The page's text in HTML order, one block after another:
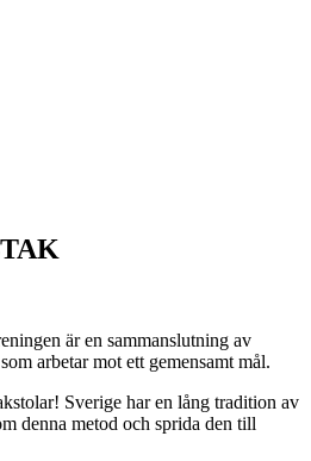
är en sammanslutning av
arbetar mot ett gemensamt mål.
Sverige har en lång tradition av
denna metod och sprida den till